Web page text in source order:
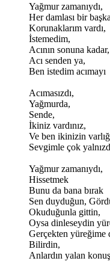
Yağmur zamanıydı,
Her damlası bir
Korunaklarım vardı,
İstemedim,
Acının sonuna kadar,
Acı senden ya,
Ben istedim acımayı
Acımasızdı,
Yağmurda,
Sende,
İkiniz vardınız,
Ve ben ikinizin
Sevgimle çok
Yağmur zamanıydı,
Hissetmek
Bunu da bana bırak
Sen duyduğun,
Okuduğunla gittin,
Oysa dinleseydin
Gerçekten yüreğime
Bilirdin,
Anlardın yalan